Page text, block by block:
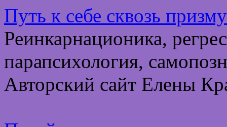
Путь к себе сквозь
Реинкарнационика,
парапсихология,
Авторский сайт Елены